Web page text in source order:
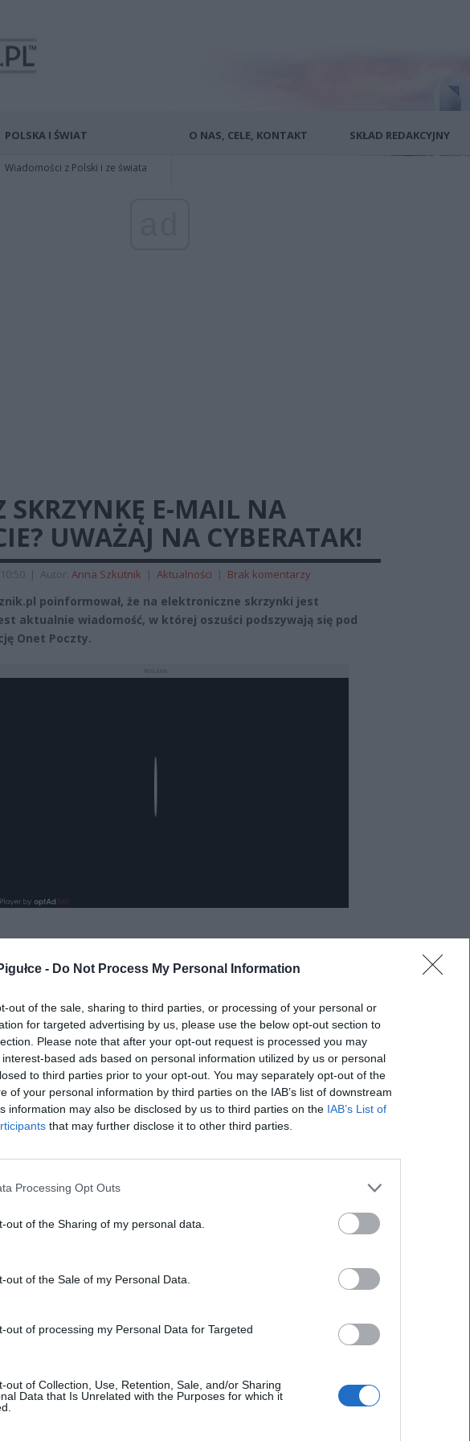
- Do Not Process My Personal Information
out of the sale, sharing to third parties, or processing of your personal or
for targeted advertising by us, please use the below opt-out section to
Please note that after your opt-out request is processed you may
based ads based on personal information utilized by us or personal
to third parties prior to your opt-out. You may separately opt-out of the
of your personal information by third parties on the IAB’s list of downstream
information may also be disclosed by us to third parties on the IAB’s List of
that may further disclose it to other third parties.
Processing Opt Outs
out of the Sharing of my personal data.
out of the Sale of my Personal Data.
out of processing my Personal Data for Targeted
out of Collection, Use, Retention, Sale, and/or Sharing
Data that Is Unrelated with the Purposes for which it
POLSKA I ŚWIAT
Wiadomości z Polski i ze świata
O NAS, CELE, KONTAKT SKŁAD REDAKCYJNY
SKRZYNKĘ E-MAIL NA
UWAŻAJ NA CYBERATAK!
| Autor: Anna Szkutnik | Aktualności | Brak komentarzy
poinformował, że na elektroniczne skrzynki jest
aktualnie wiadomość, w której oszuści podszywają się pod
Onet Poczty.
ad
Dodaj
zł miesięcznie zamiast 800+. Nowa propozycja dla
dzieci do 3. roku życia
2026 19:29
próg 500 plus dla seniorów. Policzyliśmy, ile może